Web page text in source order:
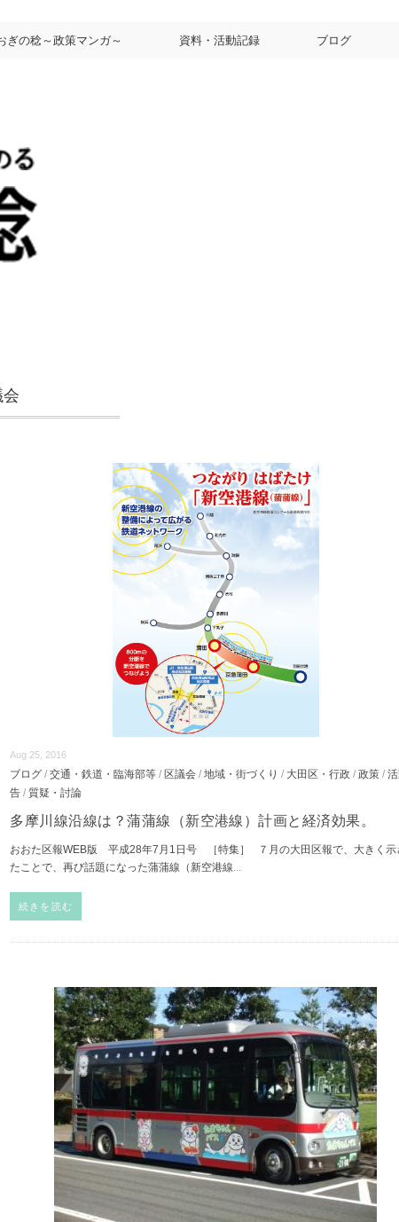
ぎの稔～政策マンガ～ 資料・活動記録 ブログ
会
Aug 25, 2016
ブログ /交通・鉄道・臨海部等 /区議会 /地域・街づくり / 大田区・行政 /政策 /
告 /質疑・討論
多摩川線沿線は？蒲蒲線（新空港線）計画と経済効果。
おおた区報WEB版 平成28年7月1日号 ［特集］ ７月の大田区報で、大きく示
たことで、再び話題になった蒲蒲線（新空港線...
続きを読む